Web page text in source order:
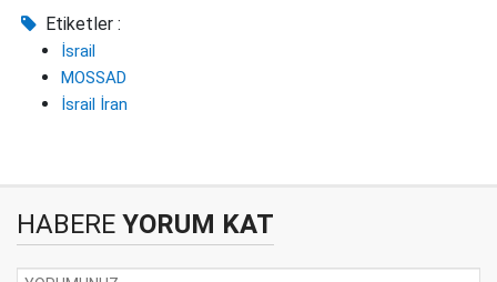
Etiketler :
İsrail
MOSSAD
İsrail İran
HABERE YORUM KAT